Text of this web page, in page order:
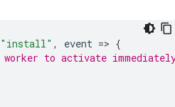
"install" , event => {
to activate